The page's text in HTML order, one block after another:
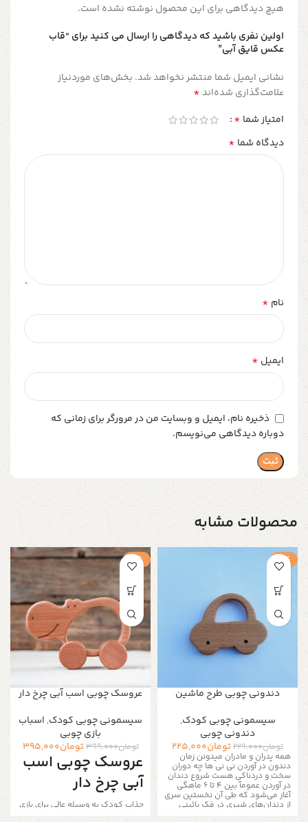
هیچ دیدگاهی برای این محصول نوشته نشده است.
اولین نفری باشید که دیدگاهی را ارسال می کنید برای “قاب
عکس قایق آبی”
نشانی ایمیل شما منتشر نخواهد شد. بخش‌های موردنیاز
علامت‌گذاری شده‌اند*
امتیاز شما *
دیدگاه شما *
نام *
ایمیل *
ذخیره نام، ایمیل و وبسایت من در مرورگر برای زمانی که
دوباره دیدگاهی می‌نویسم.
محصولات مشابه
-2%
دندونی چوبی طرح ماشین
سیسمونی چوبی کودک,
دندونی چوبی
تومان229,000تومان225,000
همه پدران و مادران میدونن زمان
دندون در آوردن نی نی ها چه دوران
سخت و دردناکی هست شروع دندان
در آوردن عمومآ بین ۴ تا ۶ ماهگی
آغاز می‌شود که طی آن نخستین سری
از دندان‌های شیری در فک پائینی
بیرون می‌آید. اما در برخی مواقع،
-1%
عروسک چوبی اسب آبی چرخ دار
سیسمونی چوبی کودک, اسباب
بازی چوبی
تومان399,000تومان395,000
عروسک چوبی اسب
آبی چرخ دار
جذاب کودک یه وسیله عالی برای بازی
کودکان و دکوری اتاق کودک ۱ عدد